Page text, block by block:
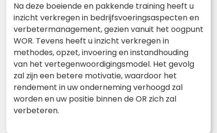
Na deze boeiende en pakkende training heeft u
inzicht verkregen in bedrijfsvoeringsaspecten en
verbetermanagement, gezien vanuit het oogpunt
WOR. Tevens heeft u inzicht verkregen in
methodes, opzet, invoering en instandhouding
van het vertegenwoordigingsmodel. Het gevolg
zal zijn een betere motivatie, waardoor het
rendement in uw onderneming verhoogd zal
worden en uw positie binnen de OR zich zal
verbeteren.